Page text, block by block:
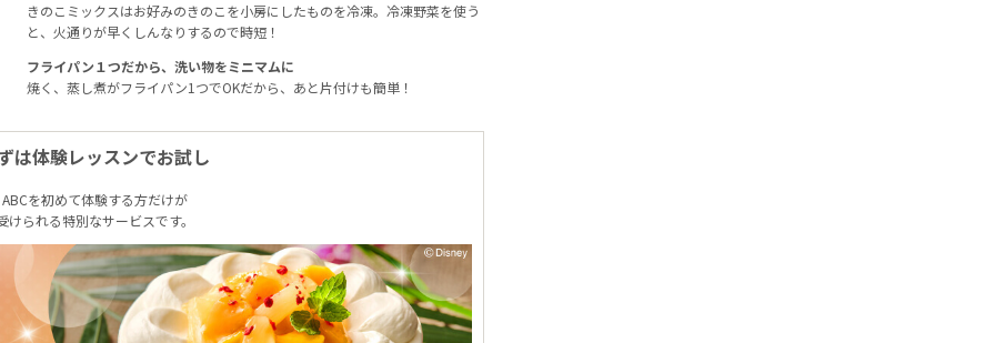
きのこミックスはお好みのきのこを小房にしたものを冷凍。冷凍野菜を使う
と、火通りが早くしんなりするので時短！
フライパン１つだから、洗い物をミニマムに
焼く、蒸し煮がフライパン1つでOKだから、あと片付けも簡単！
は体験レッスンでお試し
ABCを初めて体験する方だけが
けられる特別なサービスです。